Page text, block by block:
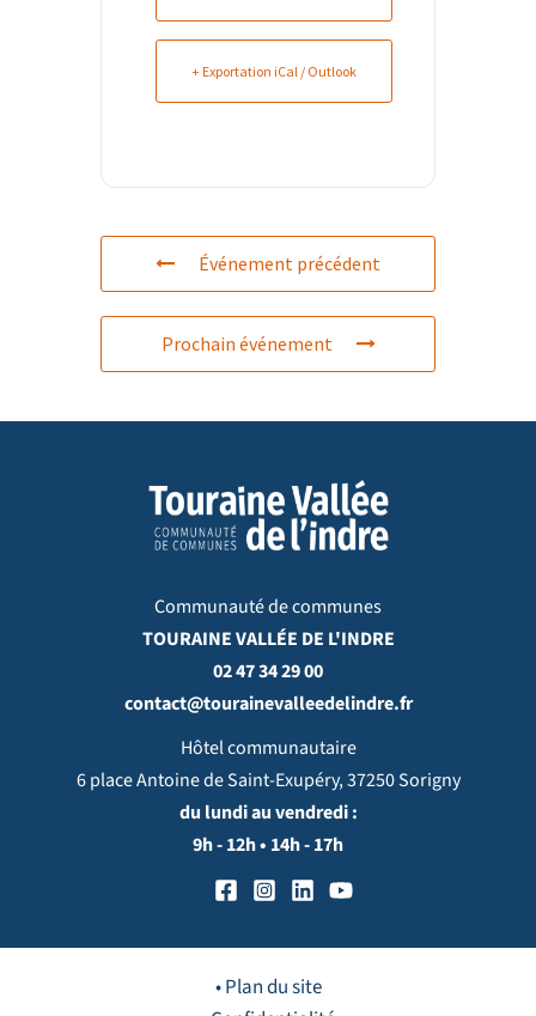
+ Exportation iCal / Outlook
Événement précédent
Prochain événement
Communauté de communes
TOURAINE VALLÉE DE L'INDRE
02 47 34 29 00
contact@tourainevalleedelindre.fr
Hôtel communautaire
6 place Antoine de Saint-Exupéry, 37250 Sorigny
du lundi au vendredi :
9h - 12h • 14h - 17h
• Plan du site